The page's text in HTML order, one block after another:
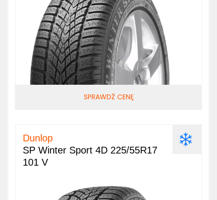
SPRAWDŹ CENĘ
Dunlop
SP Winter Sport 4D 225/55R17
101 V